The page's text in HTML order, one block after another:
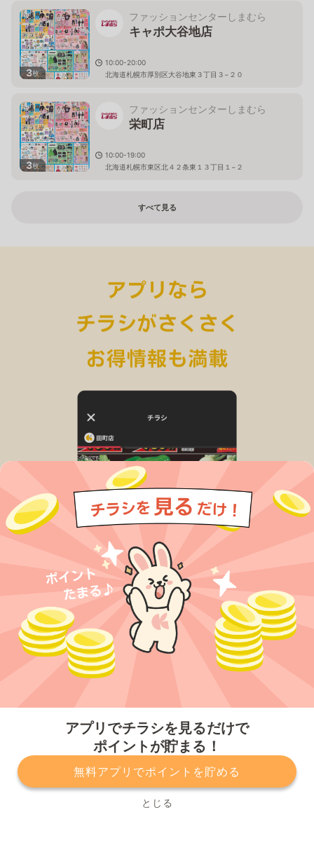
アプリでチラシを見るだけで
ポイントが貯まる！
無料アプリでポイントを貯める
とじる
3枚
ファッションセンターしまむら
キャポ大谷地店
10:00-20:00
北海道札幌市厚別区大谷地東３丁目３−２０
3枚
ファッションセンターしまむら
栄町店
10:00-19:00
北海道札幌市東区北４２条東１３丁目１−２
すべて見る
プライバシーポリシー 利用規約
運営会社
サービスに関してのお問い合わせ